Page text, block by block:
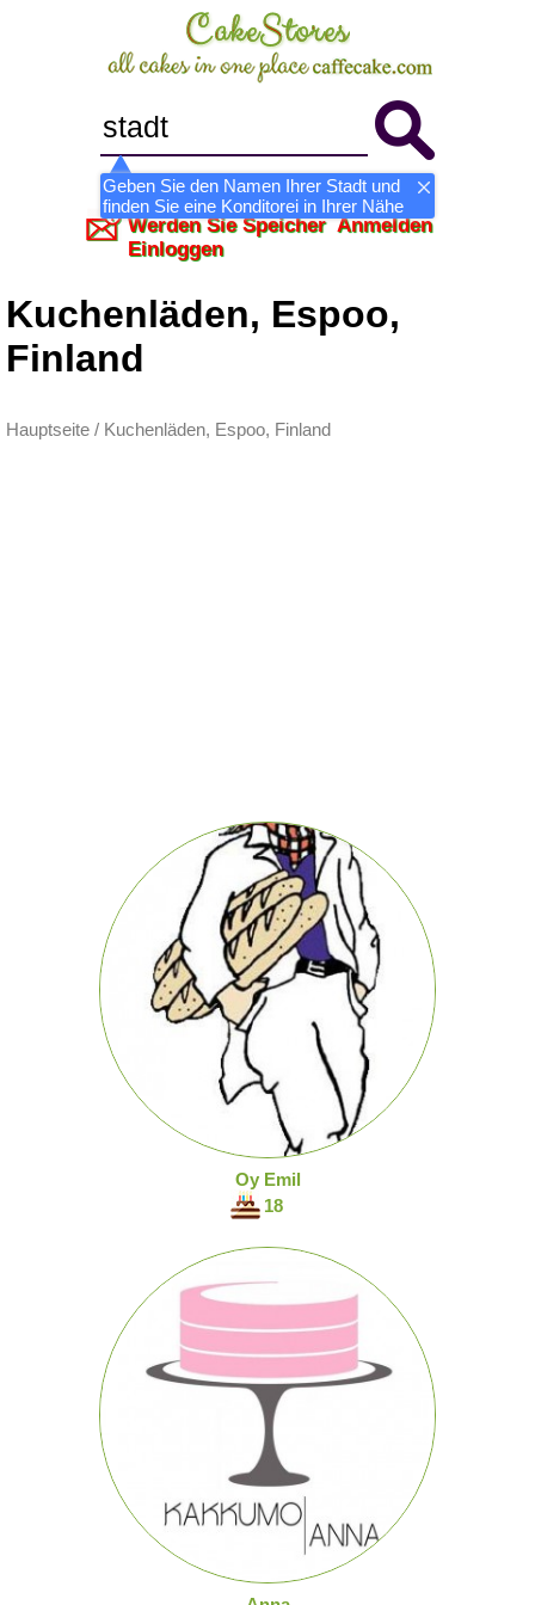
Geben Sie den Namen Ihrer Stadt und
finden Sie eine Konditorei in Ihrer Nähe
Werden Sie Speicher Anmelden
Einloggen
Kuchenläden, Espoo,
Finland
Hauptseite / Kuchenläden, Espoo, Finland
Oy Emil
18